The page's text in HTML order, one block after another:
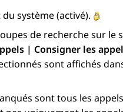
système (activé).
de recherche sur le
| Consigner les
sont affichés
sont tous les